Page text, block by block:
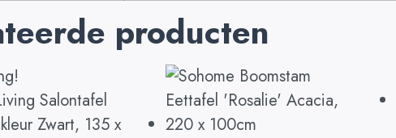
producten